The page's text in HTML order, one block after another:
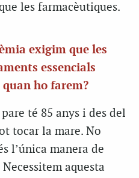
les farmacèutiques.
exigim que les
essencials
ho farem?
té 85 anys i des del
tocar la mare. No
l’única manera de
aquesta